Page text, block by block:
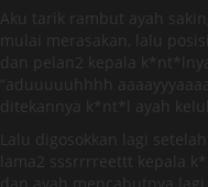
Aku tarik rambut ayah
mulai merasakan, lalu
dan pelan2 kepala
“aduuuuuhhhh
ditekannya k*nt*l ayah
Lalu digosokkan lagi
lama2 sssrrrreettt kepala